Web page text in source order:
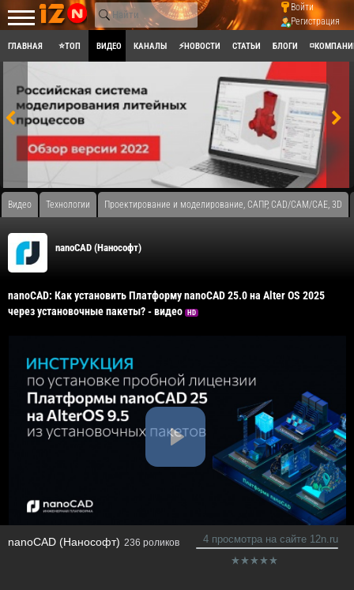
Войти
Регистрация
ГЛАВНАЯ ⭐ТОП ВИДЕО КАНАЛЫ ⚡НОВОСТИ СТАТЬИ БЛОГИ
Видео Технологии Проектирование и моделирование, САПР, CAD/CAM/CAE, 3D
nanoCAD (Нанософт)
nanoCAD: Как установить Платформу nanoCAD 25.0 на Alter OS 2025
через установочные пакеты? - видео
HD
nanoCAD (Нанософт) 236 роликов 4 просмотра на сайте 12n.ru